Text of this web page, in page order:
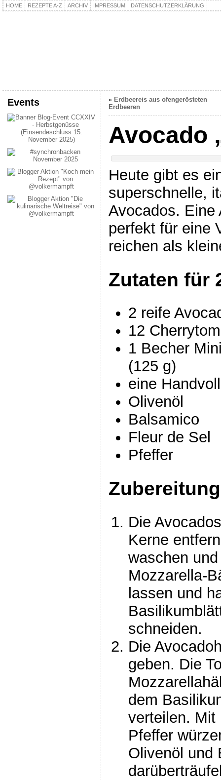
HOME REZEPTE A-Z ARCHIV IMPRESSUM DATENSCHUTZERKLÄRUNG
Events « Erdbeereis aus ofengerösteten
Erdbeeren
Avocado
Heute gibt es
superschnelle,
Avocados. Eine
perfekt für eine
reichen als
Zutaten für
2 reife
12
1 Becher
(125 g)
eine
Olivenöl
Balsamico
Fleur de Sel
Pfeffer
Die
Kerne
waschen
Mozzarella-
lassen und
schneiden.
Die
geben. Die
dem
verteilen. Mit
Pfeffer
Olivenöl und